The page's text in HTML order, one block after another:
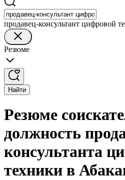
продавец-консультант цифровой
Резюме
Найти
Резюме
должность
консультанта
техники в